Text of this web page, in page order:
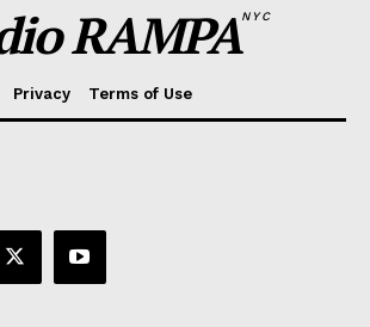
RAMPANYC
Privacy Terms of Use